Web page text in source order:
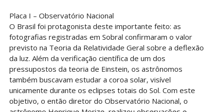
Placa I – Observatório Nacional
O Brasil foi protagonista deste importante feito: as
fotografias registradas em Sobral confirmaram o valor
previsto na Teoria da Relatividade Geral sobre a deflexão
da luz. Além da verificação científica de um dos
pressupostos da teoria de Einstein, os astrônomos
também buscavam estudar a coroa solar, visível
unicamente durante os eclipses totais do Sol. Com este
objetivo, o então diretor do Observatório Nacional, o